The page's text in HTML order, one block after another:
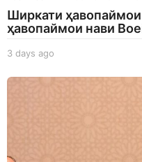
Ширкати
ҳавопаймои нави
3 days ago
a